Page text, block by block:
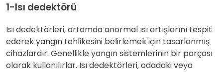
1-Isı dedektörü
Isı dedektörleri, ortamda anormal ısı artışlarını tespit
ederek yangın tehlikesini belirlemek için tasarlanmış
cihazlardır. Genellikle yangın sistemlerinin bir parçası
olarak kullanılırlar. Isı dedektörleri, odadaki veya